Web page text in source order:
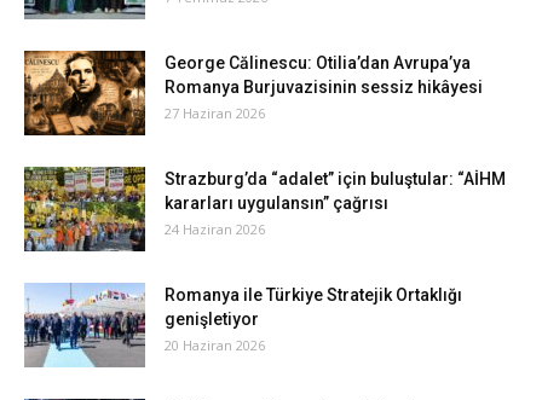
George Călinescu: Otilia’dan Avrupa’ya
Romanya Burjuvazisinin sessiz hikâyesi
27 Haziran 2026
Strazburg’da “adalet” için buluştular: “AİHM
kararları uygulansın” çağrısı
24 Haziran 2026
Romanya ile Türkiye Stratejik Ortaklığı
genişletiyor
20 Haziran 2026